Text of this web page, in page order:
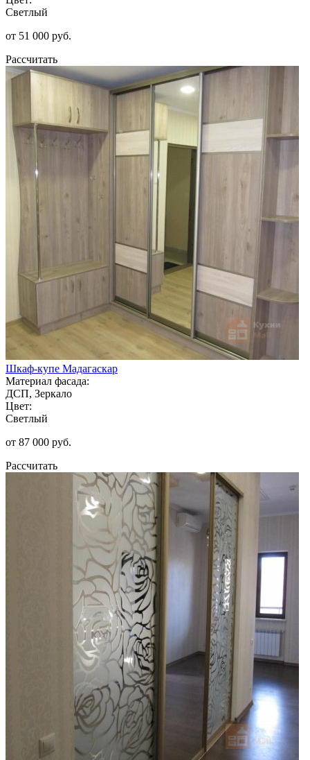
Светлый
от 51 000 руб.
Рассчитать
Шкаф-купе Мадагаскар
Материал фасада:
ДСП, Зеркало
Цвет:
Светлый
от 87 000 руб.
Рассчитать